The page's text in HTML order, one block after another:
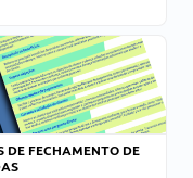
DE FECHAMENTO DE